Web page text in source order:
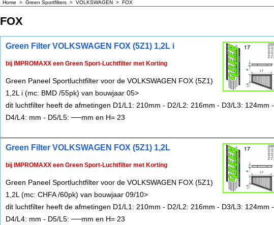
Home > Green Sportfilters > VOLKSWAGEN > FOX
FOX
Green Filter VOLKSWAGEN FOX (5Z1) 1,2L i
bij IMPROMAXX een Green Sport-Luchtfilter met Korting
Green Paneel Sportluchtfilter voor de VOLKSWAGEN FOX (5Z1)
1,2L i (mc: BMD /55pk) van bouwjaar 05>
dit luchtfilter heeft de afmetingen D1/L1: 210mm - D2/L2: 216mm - D3/L3: 124mm -
D4/L4: mm - D5/L5: ──mm en H= 23
Green Filter VOLKSWAGEN FOX (5Z1) 1,2L
bij IMPROMAXX een Green Sport-Luchtfilter met Korting
Green Paneel Sportluchtfilter voor de VOLKSWAGEN FOX (5Z1)
1,2L (mc: CHFA /60pk) van bouwjaar 09/10>
dit luchtfilter heeft de afmetingen D1/L1: 210mm - D2/L2: 216mm - D3/L3: 124mm -
D4/L4: mm - D5/L5: ──mm en H= 23